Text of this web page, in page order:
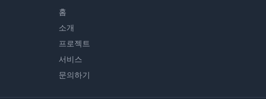
홈
소개
프로젝트
서비스
문의하기